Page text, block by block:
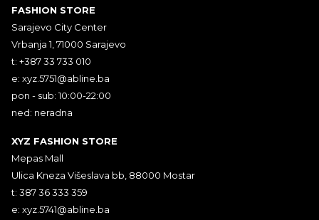
FASHION STORE
Sarajevo City Center
Vrbanja 1, 71000 Sarajevo
t: +387 33 733 010
e: xyz.5751@abline.ba
pon - sub: 10:00-22:00
ned: neradna
XYZ FASHION STORE
Mepas Mall
Ulica Kneza Višeslava bb, 88000 Mostar
t: 387 36 333 359
e: xyz.5741@abline.ba